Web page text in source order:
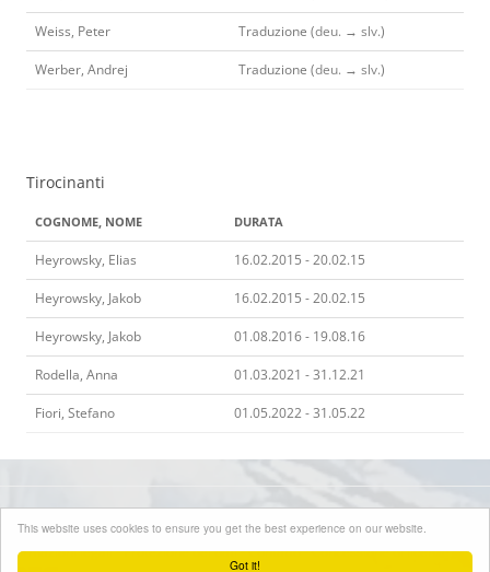
Got it!
This website uses cookies to ensure you get the best experience on our website.
Weiss, Peter Traduzione (deu. → slv.)
Werber, Andrej Traduzione (deu. → slv.)
Tirocinanti
COGNOME, NOME DURATA
Heyrowsky, Elias 16.02.2015 - 20.02.15
Heyrowsky, Jakob 16.02.2015 - 20.02.15
Heyrowsky, Jakob 01.08.2016 - 19.08.16
Rodella, Anna 01.03.2021 - 31.12.21
Fiori, Stefano 01.05.2022 - 31.05.22
Online dal 2015
Informazioni legali-Protezione dei dati-Contatto-Concessione di licenze